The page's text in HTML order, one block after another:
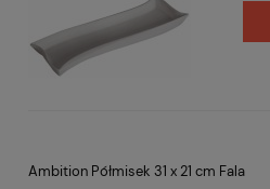
Ambition Półmisek 31 x 21 cm Fala